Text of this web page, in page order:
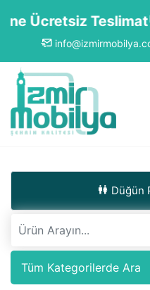
Teslimat
Düğün
Tüm Kategorilerde Ara